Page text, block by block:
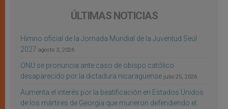
ÚLTIMAS NOTICIAS
Himno oficial de la Jornada Mundial de la Juventud Seúl
2027 agosto 3, 2026
ONU se pronuncia ante caso de obispo católico
desaparecido por la dictadura nicaragüense julio 25, 2026
Aumenta el interés por la beatificación en Estados Unidos
de los mártires de Georgia que murieron defendiendo el